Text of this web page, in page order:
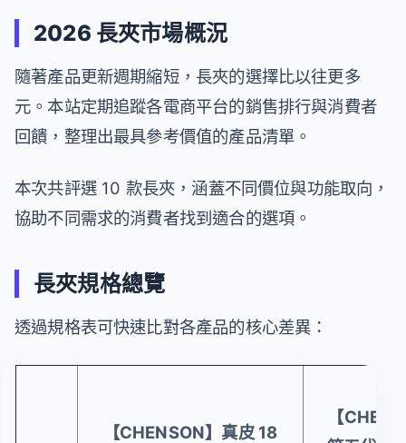
2026 長夾市場概況
隨著產品更新週期縮短，長夾的選擇比以往更多
元。本站定期追蹤各電商平台的銷售排行與消費者
回饋，整理出最具參考價值的產品清單。
本次共評選 10 款長夾，涵蓋不同價位與功能取向，
協助不同需求的消費者找到適合的選項。
長夾規格總覽
透過規格表可快速比對各產品的核心差異：
【CHENSON】真皮 18
【